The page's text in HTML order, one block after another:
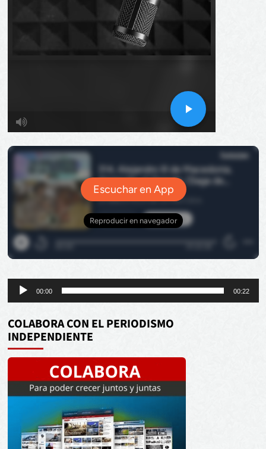
Reproductor
de
audio
00:00 00:22
COLABORA CON EL PERIODISMO
INDEPENDIENTE